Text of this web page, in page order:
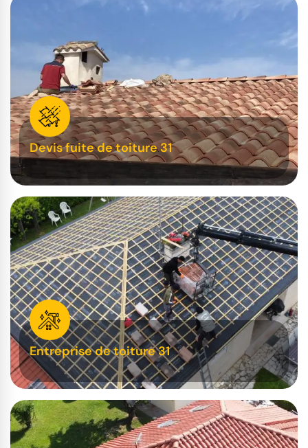
Devis fuite de toiture 31
Entreprise de toiture 31